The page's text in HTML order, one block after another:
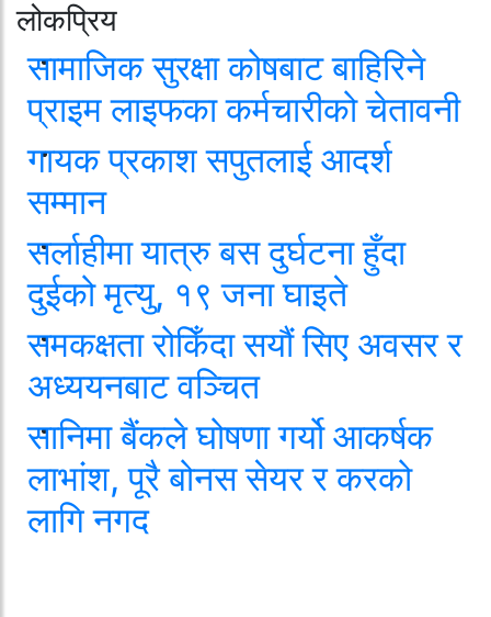
लोकप्रिय
सामाजिक सुरक्षा कोषबाट बाहिरिने
प्राइम लाइफका कर्मचारीको चेतावनी
गायक प्रकाश सपुतलाई आदर्श
सम्मान
सर्लाहीमा यात्रु बस दुर्घटना हुँदा
दुईको मृत्यु, १९ जना घाइते
समकक्षता रोकिँदा सयौं सिए अवसर र
अध्ययनबाट वञ्चित
सानिमा बैंकले घोषणा गर्यो आकर्षक
लाभांश, पूरै बोनस सेयर र करको
लागि नगद